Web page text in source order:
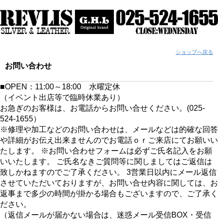
ショップへ戻る
お問い合わせ
■OPEN：11:00～18:00 水曜定休
（イベント出店等で臨時休業あり）
お急ぎのお客様は、お電話からお問い合せください。(025-
524-1655）
※修理や加工などのお問い合わせは、メールなどは的確な回答
や詳細がお伝え出来ませんのでお電話ｏｒご来店にてお願いい
たします。 ※お問い合わせフォームは必ずご氏名記入をお願
いいたします。 ご氏名なきご質問等に関しましてはご返信は
致しかねますのでご了承ください。 3営業日以内にメール返信
させていただいておりますが、お問い合せ内容に関しては、お
返事まで多少の時間が掛かる場合もございますので、ご了承く
ださい。
（返信メールが届かない場合は、迷惑メール受信BOX・受信